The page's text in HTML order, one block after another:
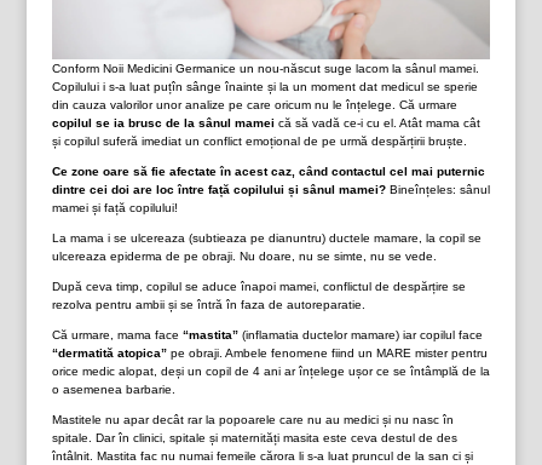
Conform Noii Medicini Germanice un nou-născut suge lacom la sânul mamei.
Copilului i s-a luat puțîn sânge înainte și la un moment dat medicul se sperie
din cauza valorilor unor analize pe care oricum nu le înțelege. Că urmare
copilul se ia brusc de la sânul mamei că să vadă ce-i cu el. Atât mama cât
și copilul suferă imediat un conflict emoțional de pe urmă despărțirii bruște.
Ce zone oare să fie afectate în acest caz, când contactul cel mai puternic
dintre cei doi are loc între față copilului și sânul mamei?Bineînțeles: sânul
mamei și față copilului!
La mama i se ulcereaza (subtieaza pe dianuntru) ductele mamare, la copil se
ulcereaza epiderma de pe obraji. Nu doare, nu se simte, nu se vede.
După ceva timp, copilul se aduce înapoi mamei, conflictul de despărțire se
rezolva pentru ambii și se întră în faza de autoreparatie.
Că urmare, mama face “mastita”(inflamatia ductelor mamare) iar copilul face
“dermatită atopica”pe obraji. Ambele fenomene fiind un MARE mister pentru
orice medic alopat, deși un copil de 4 ani ar înțelege ușor ce se întâmplă de la
o asemenea barbarie.
Mastitele nu apar decât rar la popoarele care nu au medici și nu nasc în
spitale. Dar în clinici, spitale și maternități masita este ceva destul de des
întâlnit. Mastita fac nu numai femeile cărora li s-a luat pruncul de la san ci și